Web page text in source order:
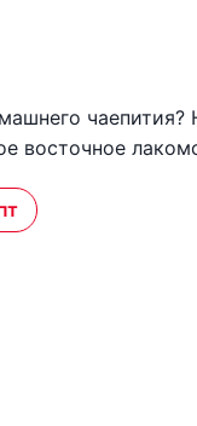
восточное